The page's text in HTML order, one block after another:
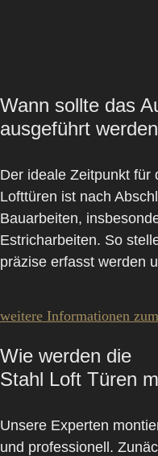
Wann sollte das
ausgeführt
Der ideale Zeitpunkt für
Lofttüren ist nach
Bauarbeiten,
Estricharbeiten. So
präzise erfasst werden
weitere Informationen
Wie werden die
Stahl Loft Türen
Unsere Experten
und professionell.